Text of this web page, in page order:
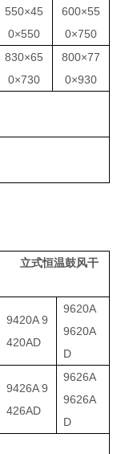
550×45
0×550
600×55
0×750
830×65
0×730
800×77
0×930
立式恒温鼓风干
9420A 9
420AD
9620A
9620A
D
9426A 9
426AD
9626A
9626A
D